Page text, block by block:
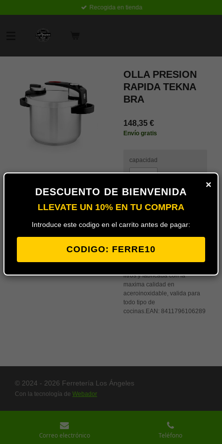
Recogida en tienda
OLLA PRESION
RAPIDA TEKNA
BRA
148,35 €
Envío gratis
capacidad
Añadir
al
carrito
litros y fabricada con la
maxima calidad en
aceroinoxidable, valida para
todo tipo de
cocinas. EAN: 8411796106289
© 2024 - 2026 Ferretería Los Ángeles
Con la tecnología de Webador
Correo electrónico Teléfono
×
DESCUENTO DE BIENVENIDA
LLEVATE UN 10% EN TU COMPRA
Introduce este codigo en el carrito antes de pagar:
CODIGO: FERRE10